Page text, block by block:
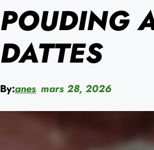
POUDING
DATTES
By:anes mars 28, 2026